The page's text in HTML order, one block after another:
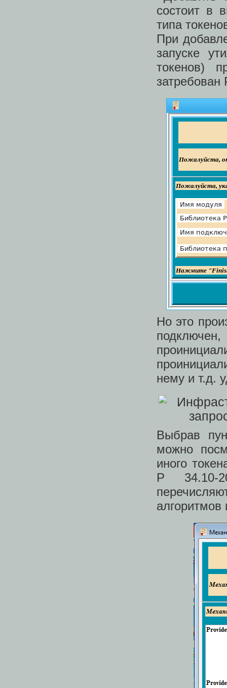
состоит в
типа
При
запуске
токенов)
затребован
Но это
нему и т.д.
Выбрав
можно
иного
Р 34.10-